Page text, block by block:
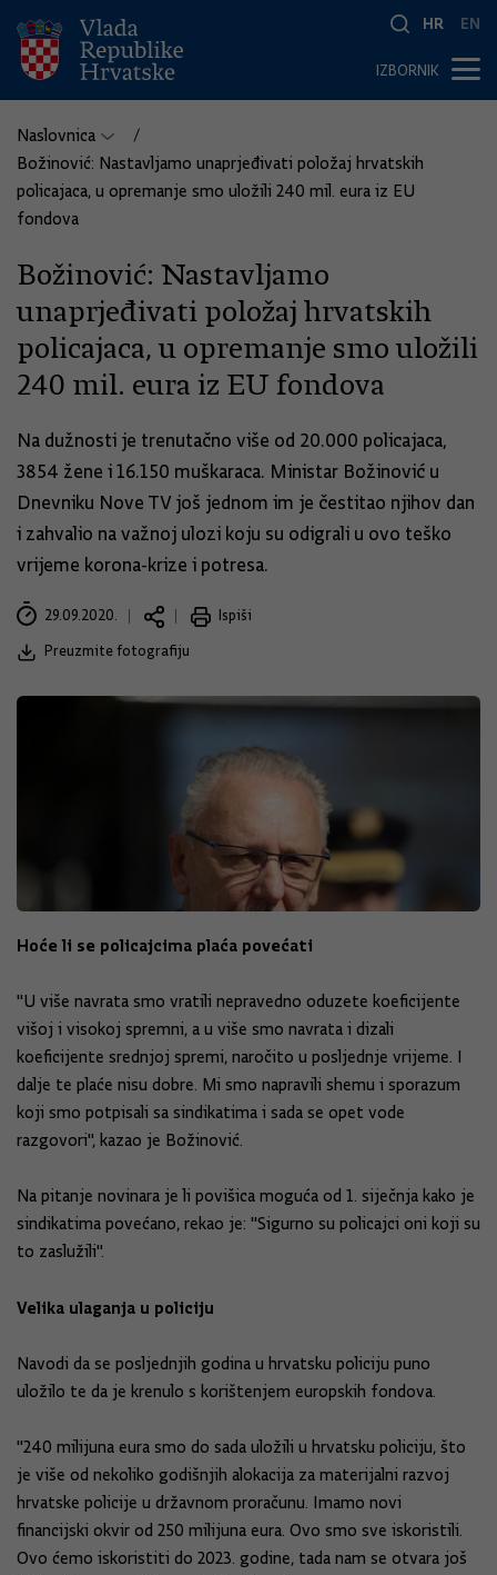
HR EN
IZBORNIK
Naslovnica
Božinović: Nastavljamo unaprjeđivati položaj hrvatskih
policajaca, u opremanje smo uložili 240 mil. eura iz EU
fondova
Božinović: Nastavljamo
unaprjeđivati položaj hrvatskih
policajaca, u opremanje smo uložili
240 mil. eura iz EU fondova
Na dužnosti je trenutačno više od 20.000 policajaca,
3854 žene i 16.150 muškaraca. Ministar Božinović u
Dnevniku Nove TV još jednom im je čestitao njihov dan
i zahvalio na važnoj ulozi koju su odigrali u ovo teško
vrijeme korona-krize i potresa.
29.09.2020.
Ispiši
Preuzmite fotografiju
Hoće li se policajcima plaća povećati
"U više navrata smo vratili nepravedno oduzete koeficijente
višoj i visokoj spremni, a u više smo navrata i dizali
koeficijente srednjoj spremi, naročito u posljednje vrijeme. I
dalje te plaće nisu dobre. Mi smo napravili shemu i sporazum
koji smo potpisali sa sindikatima i sada se opet vode
razgovori", kazao je Božinović.
Na pitanje novinara je li povišica moguća od 1. siječnja kako je
sindikatima povećano, rekao je: "Sigurno su policajci oni koji su
to zaslužili".
Velika ulaganja u policiju
Navodi da se posljednjih godina u hrvatsku policiju puno
uložilo te da je krenulo s korištenjem europskih fondova.
"240 milijuna eura smo do sada uložili u hrvatsku policiju, što
je više od nekoliko godišnjih alokacija za materijalni razvoj
hrvatske policije u državnom proračunu. Imamo novi
financijski okvir od 250 milijuna eura. Ovo smo sve iskoristili.
Ovo ćemo iskoristiti do 2023. godine, tada nam se otvara još